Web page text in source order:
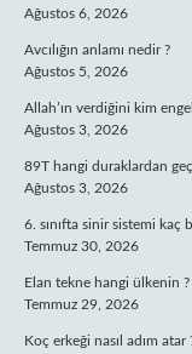
Ağustos 6, 2026
Avcılığın anlamı nedir ?
Ağustos 5, 2026
Allah’ın verdiğini kim
Ağustos 3, 2026
89T hangi duraklardan
Ağustos 3, 2026
6. sınıfta sinir sistemi kaç
Temmuz 30, 2026
Elan tekne hangi ülkenin ?
Temmuz 29, 2026
Koç erkeği nasıl adım atar